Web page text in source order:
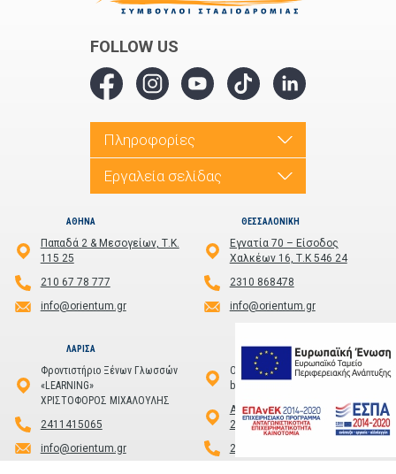
FOLLOW US
Πληροφορίες
Εργαλεία σελίδας
ΑΘΗΝΑ
Παπαδά 2 & Μεσογείων, Τ.Κ.
115 25
210 67 78 777
info@orientum.gr
ΘΕΣΣΑΛΟΝΙΚΗ
Εγνατία 70 – Είσοδος
Χαλκέων 16, Τ.Κ 546 24
2310 868478
info@orientum.gr
ΛΑΡΙΣΑ
Φροντιστήριο Ξένων Γλωσσών
«LEARNING»
ΧΡΙΣΤΟΦΟΡΟΣ ΜΙΧΑΛΟΥΛΗΣ
2411415065
info@orientum.gr
ΚΑΛΑΜΑΤΑ
Officium
by PHAOS
Αριστομένους 1, Καλαμάτα,
24100
2721101186